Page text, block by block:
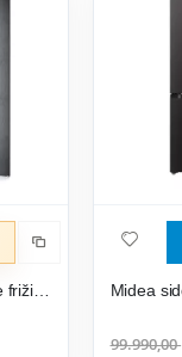
Liebherr side by side frižider XRFbd 5220 - Plus Line + Black Door
99.990,00